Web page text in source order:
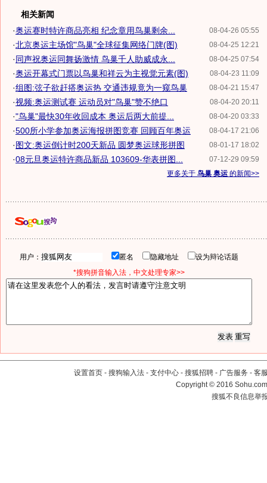
相关新闻
08-04-26 05:55
·奥运赛时特许商品亮相 纪念章用鸟巢剩余...
08-04-25 12:21
·北京奥运主场馆"鸟巢"全球征集网络门牌(图)
08-04-25 07:54
·同声祝奥运同舞扬激情 鸟巢千人助威成永...
08-04-23 11:09
·奥运开幕式门票以鸟巢和祥云为主视觉元素(图)
08-04-21 15:47
·组图:弦子欲赶搭奥运热 交通违规竟为一窥鸟巢
08-04-20 20:11
·视频:奥运测试赛 运动员对"鸟巢"赞不绝口
08-04-20 03:33
·"鸟巢"最快30年收回成本 奥运后两大前提...
08-04-17 21:06
·500所小学参加奥运海报拼图竞赛 回顾百年奥运
08-01-17 18:02
·图文:奥运倒计时200天新品 圆梦奥运球形拼图
07-12-29 09:59
·08元旦奥运特许商品新品 103609-华表拼图...
更多关于 鸟巢 奥运 的新闻>>
用户： 匿名 隐藏地址
设为辩论话题
*搜狗拼音输入法，中文处理专家>>
设置首页 - 搜狗输入法 - 支付中心 - 搜狐招聘 - 广告服务 - 客
Copyright©2016
搜狐不良信息举